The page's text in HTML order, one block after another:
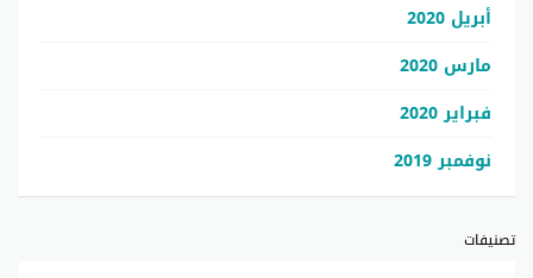
أبريل 2020
مارس 2020
فبراير 2020
نوفمبر 2019
تصنيفات